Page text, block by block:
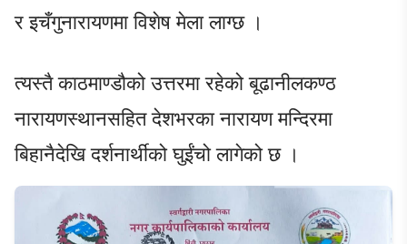
र इचँगुनारायणमा विशेष मेला लाग्छ ।
त्यस्तै काठमाण्डौको उत्तरमा रहेको बूढानीलकण्ठ
नारायणस्थानसहित देशभरका नारायण मन्दिरमा
बिहानैदेखि दर्शनार्थीको घुईंचो लागेको छ ।